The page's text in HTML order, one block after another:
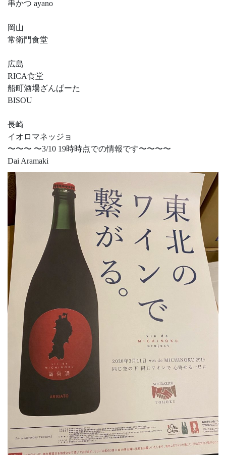
串かつ ayano
岡山
常衛門食堂
広島
RICA食堂
船町酒場ざんぱーた
BISOU
長崎
イオロマネッジョ
〜〜〜 〜3/10 19時時点での情報です〜〜〜〜
Dai Aramaki